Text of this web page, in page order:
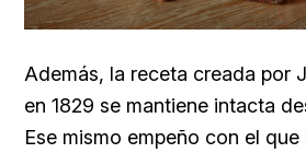
Además, la receta creada por
en 1829 se mantiene intacta
Ese mismo empeño con el que